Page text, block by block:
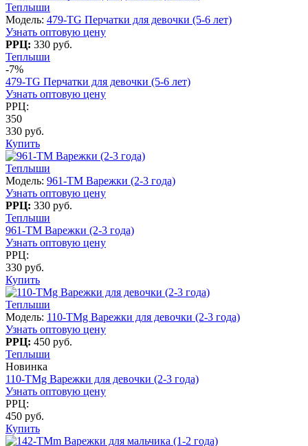
Теплыши
Модель: 479-TG Перчатки для девочки (5-6 лет)
Узнать оптовую цену
РРЦ: 330 руб.
Теплыши
-7%
479-TG Перчатки для девочки (5-6 лет)
Узнать оптовую цену
РРЦ:
350
330 руб.
Купить
Теплыши
Модель: 961-TM Варежки (2-3 года)
Узнать оптовую цену
РРЦ: 330 руб.
Теплыши
961-TM Варежки (2-3 года)
Узнать оптовую цену
РРЦ:
330 руб.
Купить
Теплыши
Модель: 110-TMg Варежки для девочки (2-3 года)
Узнать оптовую цену
РРЦ: 450 руб.
Теплыши
Новинка
110-TMg Варежки для девочки (2-3 года)
Узнать оптовую цену
РРЦ:
450 руб.
Купить